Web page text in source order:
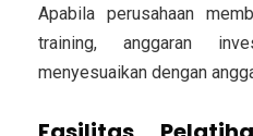
Apabila perusahaan
training, anggaran
menyesuaikan dengan